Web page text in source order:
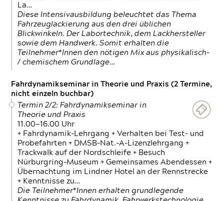
La…
Diese Intensivausbildung beleuchtet das Thema
Fahrzeuglackierung aus den drei üblichen
Blickwinkeln. Der Labortechnik, dem Lackhersteller
sowie dem Handwerk. Somit erhalten die
Teilnehmer*Innen den nötigen Mix aus physikalisch-
/ chemischem Grundlage…
Fahrdynamikseminar in Theorie und Praxis (2 Termine,
nicht einzeln buchbar)
Termin 2/2: Fahrdynamikseminar in
Theorie und Praxis
11.00—16.00 Uhr
+ Fahrdynamik-Lehrgang + Verhalten bei Test- und
Probefahrten + DMSB-Nat.-A-Lizenzlehrgang +
Trackwalk auf der Nordschleife + Besuch
Nürburgring-Museum + Gemeinsames Abendessen +
Übernachtung im Lindner Hotel an der Rennstrecke
+ Kenntnisse zu…
Die Teilnehmer*Innen erhalten grundlegende